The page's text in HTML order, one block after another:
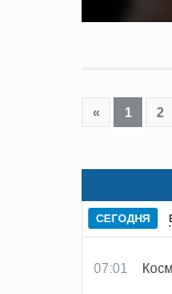
« 1 2
СЕГОДНЯ
07:01